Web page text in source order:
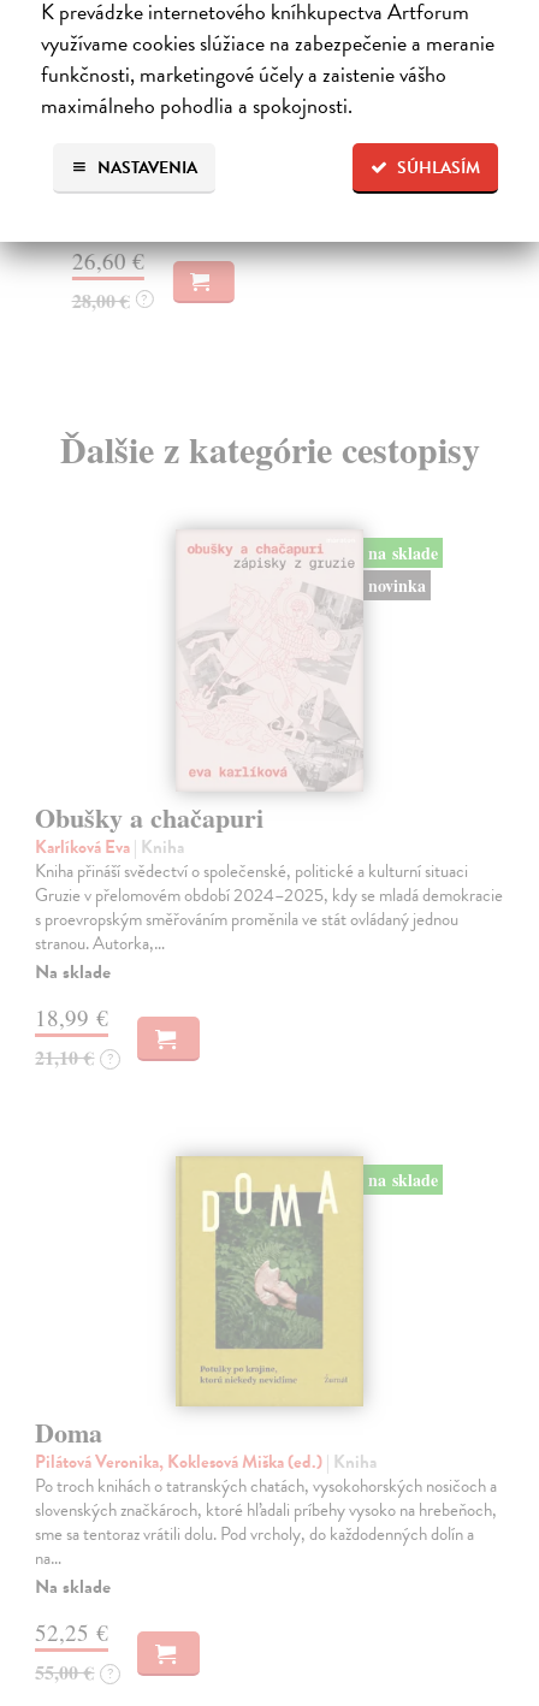
K prevádzke internetového kníhkupectva Artforum
využívame cookies slúžiace na zabezpečenie a meranie
funkčnosti, marketingové účely a zaistenie vášho
maximálneho pohodlia a spokojnosti.
SÚHLASÍM
NASTAVENIA
Dobrý ráno
Dědeček Jiří| Kniha
Tuto knihu autor vydává ke svým sedmdesátým
narozeninám, aby si udělal radost. Obsahuje
chronologick...
26,60 €
28,00 € ?
Ďalšie z kategórie cestopisy
na sklade
novinka
Obušky a chačapuri
Karlíková Eva| Kniha
Kniha přináší svědectví o společenské, politické a kulturní situaci
Gruzie v přelomovém období 2024–2025, kdy se mladá demokracie
s proevropským směřováním proměnila ve stát ovládaný jednou
stranou. Autorka,…
Na sklade
18,99 €
21,10 € ?
na sklade
Doma
Pilátová Veronika, Koklesová Miška (ed.)| Kniha
Po troch knihách o tatranských chatách, vysokohorských nosičoch a
slovenských značkároch, ktoré hľadali príbehy vysoko na hrebeňoch,
sme sa tentoraz vrátili dolu. Pod vrcholy, do každodenných dolín a
na…
Na sklade
52,25 €
55,00 € ?